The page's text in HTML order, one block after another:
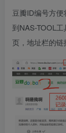
豆瓣ID编号方
到NAS-TOOL
页，地址栏的链